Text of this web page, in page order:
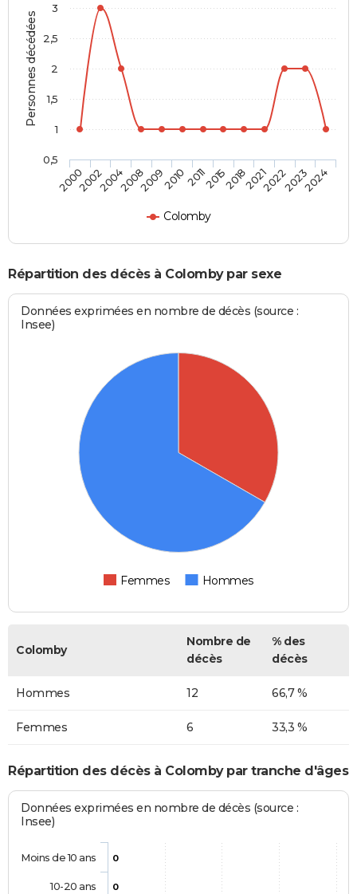
Personnes décédées
Colomby
2000200220042008200920102011201520182021202220232024
0,5
1
1,5
2
2,5
3
Répartition des décès à Colomby par sexe
Données exprimées en nombre de décès (source :
Insee)
Femmes Hommes
Colomby
Nombre de
décès
% des
décès
Hommes 12 66,7 %
Femmes 6 33,3 %
Répartition des décès à Colomby par tranche d'âges
Données exprimées en nombre de décès (source :
Insee)
0
0
Moins de 10 ans
10-20 ans